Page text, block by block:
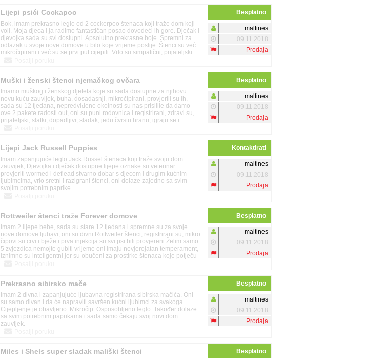
Lijepi psići Cockapoo
Bok, imam prekrasno leglo od 2 cockerpoo štenaca koji traže dom koji
voli. Moja djeca i ja radimo fantastičan posao dovodeći ih gore. Dječak i
djevojka sada su svi dostupni. Apsolutno prekrasne boje. Spremni za
odlazak u svoje nove domove u bilo koje vrijeme poslije. Štenci su već
mikročipirani i već su se prvi put cijepili. Vrlo su simpatični, prijateljski
Besplatno
maltines
09.11.2018
Prodaja
Muški i ženski štenci njemačkog ovčara
Imamo muškog i ženskog djeteta koje su sada dostupne za njihovu
novu kuću zauvijek, buha, dosadasnji, mikročipirani, provjerili su ih,
sada su 12 tjedana, nepredviđene okolnosti su nas prisilile da damo
ove 2 pakete radosti out, oni su puni rodovnica i registrirani, zdravi su,
prijateljski, slatki, dopadljivi, sladak, jedu čvrstu hranu, igraju se i
Besplatno
maltines
09.11.2018
Prodaja
Lijepi Jack Russell Puppies
Imam zapanjujuće leglo Jack Russel štenaca koji traže svoju dom
zauvijek, Djevojka i dječak dostupne lijepe oznake su veterinar
provjeriti wormed i deflead stvarno dobar s djecom i drugim kućnim
ljubimcima, vrlo sretni i razigrani štenci, oni dolaze zajedno sa svim
svojim potrebnim paprike
Kontaktirati
maltines
09.11.2018
Prodaja
Rottweiler štenci traže Forever domove
Imam 2 lijepe bebe, sada su stare 12 tjedana i spremne su za svoje
nove domove ljubavi, oni su divni Rottweiler štenci, registrirani su, mikro
čipovi su crvi i bježe i prva injekcija su svi psi bili provjereni Želim samo
5 zvjezdica nemojte gubiti vrijeme oni imaju nevjerojatan temperament,
iznimno su inteligentni jer su obučeni za prostirke štenaca koje potječu
Besplatno
maltines
09.11.2018
Prodaja
Prekrasno sibirsko mače
Imam 2 divna i zapanjujuće ljubavna registrirana sibirska mačića. Oni
su samo divan i da će napraviti savršen kućni ljubimci za svakoga.
Cijepljenje je obavljeno. Mikročip. Osposobljeno leglo. Također dolaze
sa svim potrebnim paprikama i sada samo čekaju svoj novi dom
zauvijek.
Besplatno
maltines
09.11.2018
Prodaja
Miles i Shels super sladak mališki štenci Besplatno